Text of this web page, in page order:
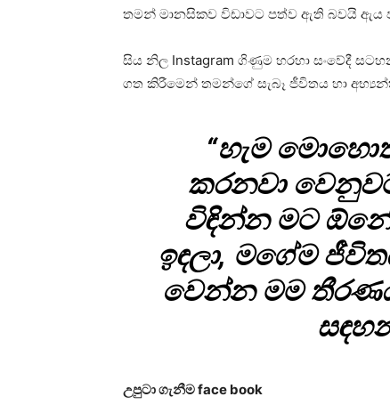
තමන් මානසිකව විඩාවට පත්ව ඇති බවයි ඇය
සිය නිල Instagram ගිණුම හරහා සංවේදී
ගත කිරීමෙන් තමන්ගේ සැබෑ ජීවිතය හා
“හැම
කරනවා
විඳින්න මට
ඉඳලා, මගේම
වෙන්න මම
උපුටා ගැනීම face book